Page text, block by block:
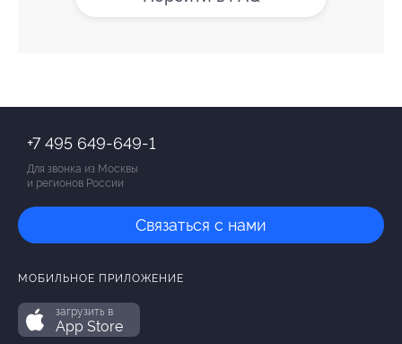
+7 495 649-649-1
Для звонка из Москвы
и регионов России
Связаться с нами
МОБИЛЬНОЕ ПРИЛОЖЕНИЕ
загрузить в
App Store